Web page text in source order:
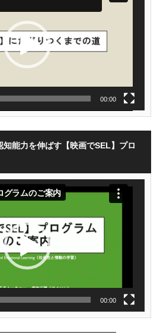
00:00
能力を伸ばす【映画でSEL】プロ
00:00